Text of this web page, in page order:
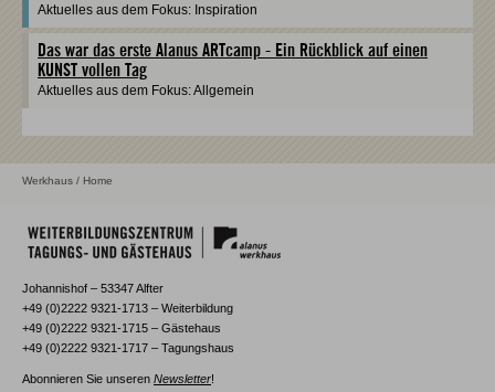
Aktuelles aus dem Fokus: Inspiration
Das war das erste Alanus ARTcamp - Ein Rückblick auf einen
KUNST vollen Tag
Aktuelles aus dem Fokus: Allgemein
Werkhaus / Home
Johannishof – 53347 Alfter
+49 (0)2222 9321-1713 – Weiterbildung
+49 (0)2222 9321-1715 – Gästehaus
+49 (0)2222 9321-1717 – Tagungshaus
Abonnieren Sie unseren Newsletter!